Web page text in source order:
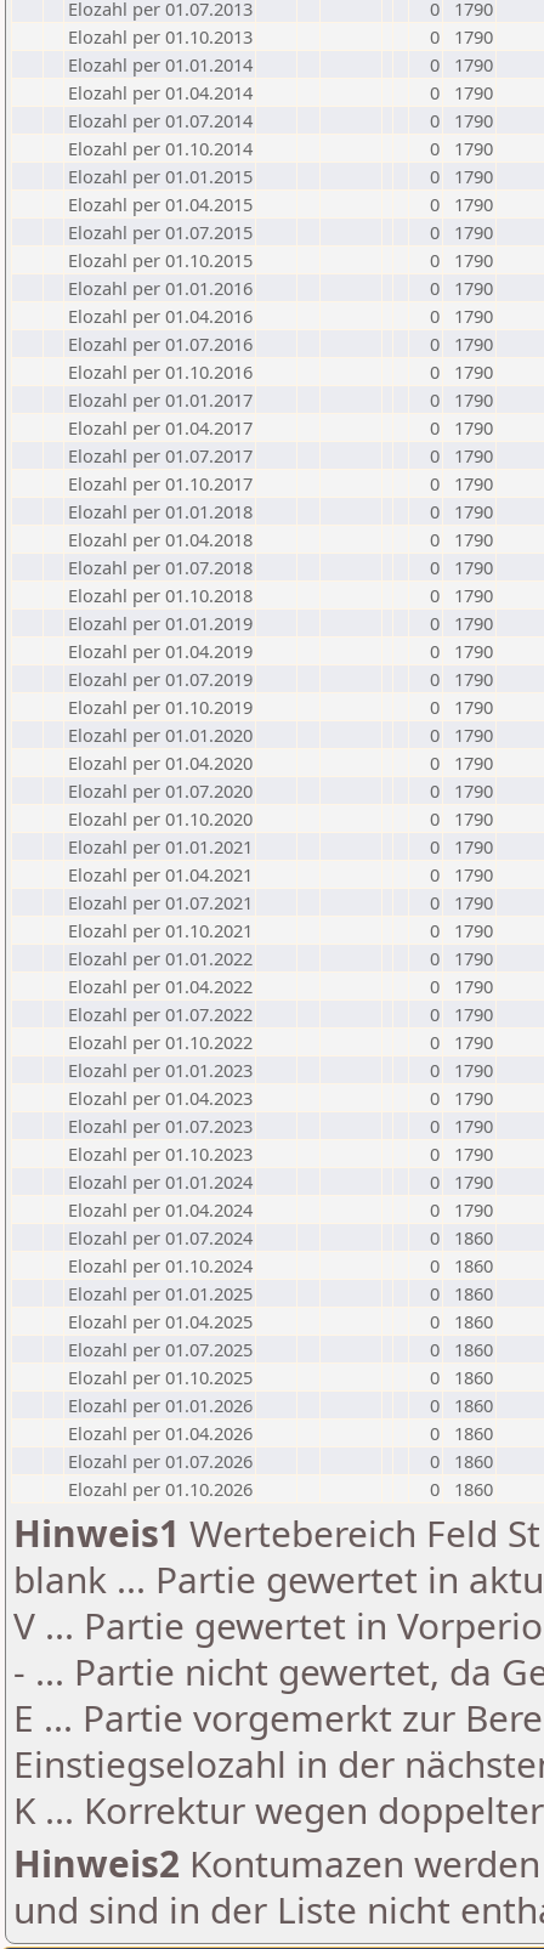
Elozahl per 01.07.2013
0
1790
Elozahl per 01.10.2013
0
1790
Elozahl per 01.01.2014
0
1790
Elozahl per 01.04.2014
0
1790
Elozahl per 01.07.2014
0
1790
Elozahl per 01.10.2014
0
1790
Elozahl per 01.01.2015
0
1790
Elozahl per 01.04.2015
0
1790
Elozahl per 01.07.2015
0
1790
Elozahl per 01.10.2015
0
1790
Elozahl per 01.01.2016
0
1790
Elozahl per 01.04.2016
0
1790
Elozahl per 01.07.2016
0
1790
Elozahl per 01.10.2016
0
1790
Elozahl per 01.01.2017
0
1790
Elozahl per 01.04.2017
0
1790
Elozahl per 01.07.2017
0
1790
Elozahl per 01.10.2017
0
1790
Elozahl per 01.01.2018
0
1790
Elozahl per 01.04.2018
0
1790
Elozahl per 01.07.2018
0
1790
Elozahl per 01.10.2018
0
1790
Elozahl per 01.01.2019
0
1790
Elozahl per 01.04.2019
0
1790
Elozahl per 01.07.2019
0
1790
Elozahl per 01.10.2019
0
1790
Elozahl per 01.01.2020
0
1790
Elozahl per 01.04.2020
0
1790
Elozahl per 01.07.2020
0
1790
Elozahl per 01.10.2020
0
1790
Elozahl per 01.01.2021
0
1790
Elozahl per 01.04.2021
0
1790
Elozahl per 01.07.2021
0
1790
Elozahl per 01.10.2021
0
1790
Elozahl per 01.01.2022
0
1790
Elozahl per 01.04.2022
0
1790
Elozahl per 01.07.2022
0
1790
Elozahl per 01.10.2022
0
1790
Elozahl per 01.01.2023
0
1790
Elozahl per 01.04.2023
0
1790
Elozahl per 01.07.2023
0
1790
Elozahl per 01.10.2023
0
1790
Elozahl per 01.01.2024
0
1790
Elozahl per 01.04.2024
0
1790
Elozahl per 01.07.2024
0
1860
Elozahl per 01.10.2024
0
1860
Elozahl per 01.01.2025
0
1860
Elozahl per 01.04.2025
0
1860
Elozahl per 01.07.2025
0
1860
Elozahl per 01.10.2025
0
1860
Elozahl per 01.01.2026
0
1860
Elozahl per 01.04.2026
0
1860
Elozahl per 01.07.2026
0
1860
Elozahl per 01.10.2026
0 1860
Hinweis1 Wertebereich Feld
blank ... Partie gewertet in
V ... Partie gewertet in
- ... Partie nicht gewertet, da
E ... Partie vorgemerkt zur
Einstiegselozahl in der
K ... Korrektur wegen
Hinweis2 Kontumazen
und sind in der Liste nicht